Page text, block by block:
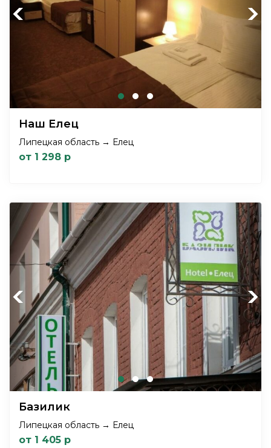
Previous Next
Наш Елец
Липецкая область → Елец
от 1 298 р
Previous Next
Базилик
Липецкая область → Елец
от 1 405 р